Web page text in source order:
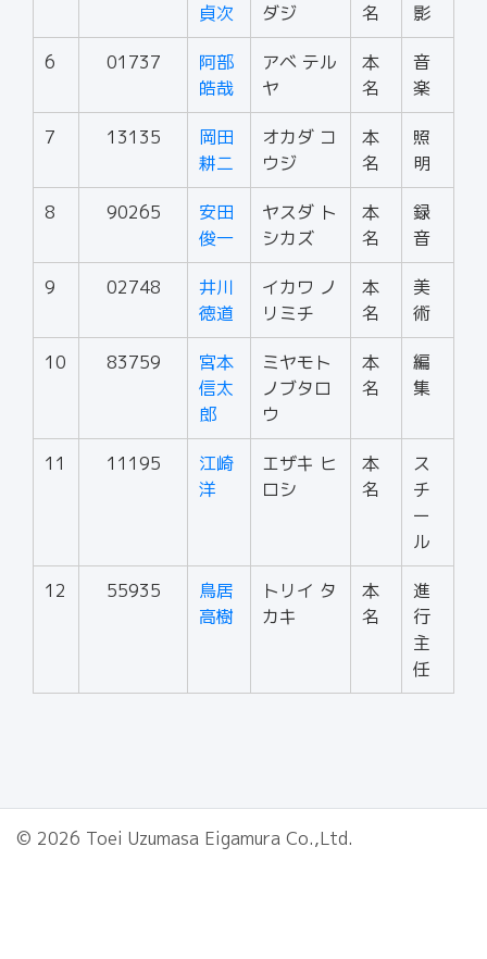
貞次
ダジ
名
影
6 01737
阿部
皓哉
アベ テル
ヤ
本
名
音
楽
7 13135
岡田
耕二
オカダ コ
ウジ
本
名
照
明
8 90265
安田
俊一
ヤスダ ト
シカズ
本
名
録
音
9 02748
井川
徳道
イカワ ノ
リミチ
本
名
美
術
10 83759
宮本
信太
郎
ミヤモト
ノブタロ
ウ
本
名
編
集
11 11195
江崎
洋
エザキ ヒ
ロシ
本
名
ス
チ
ー
ル
12 55935
鳥居
高樹
トリイ タ
カキ
本
名
進
行
主
任
© 2026 Toei Uzumasa Eigamura Co.,Ltd.